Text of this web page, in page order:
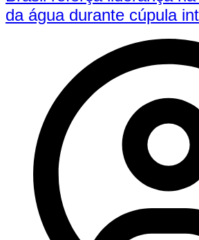
da água durante cúpula